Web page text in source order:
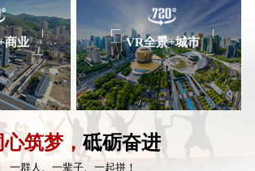
业 VR全景+城市
心筑梦，砥砺奋进
一群人、一辈子、一起拼！